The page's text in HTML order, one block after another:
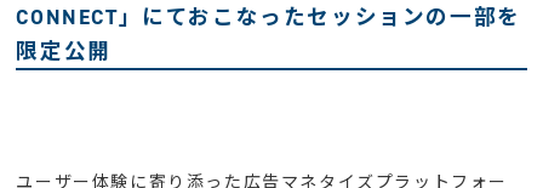
CONNECT」にておこなったセッションの一部を
限定公開
ユーザー体験に寄り添った広告マネタイズプラットフォー